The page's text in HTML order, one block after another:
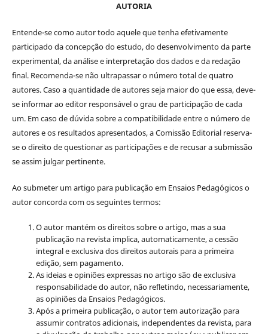
AUTORIA
Entende-se como autor todo aquele que tenha efetivamente
participado da concepção do estudo, do desenvolvimento da parte
experimental, da análise e interpretação dos dados e da redação
final. Recomenda-se não ultrapassar o número total de quatro
autores. Caso a quantidade de autores seja maior do que essa, deve-
se informar ao editor responsável o grau de participação de cada
um. Em caso de dúvida sobre a compatibilidade entre o número de
autores e os resultados apresentados, a Comissão Editorial reserva-
se o direito de questionar as participações e de recusar a submissão
se assim julgar pertinente.
Ao submeter um artigo para publicação em Ensaios Pedagógicos o
autor concorda com os seguintes termos:
O autor mantém os direitos sobre o artigo, mas a sua
publicação na revista implica, automaticamente, a cessão
integral e exclusiva dos direitos autorais para a primeira
edição, sem pagamento.
As ideias e opiniões expressas no artigo são de exclusiva
responsabilidade do autor, não refletindo, necessariamente,
as opiniões da Ensaios Pedagógicos.
Após a primeira publicação, o autor tem autorização para
assumir contratos adicionais, independentes da revista, para